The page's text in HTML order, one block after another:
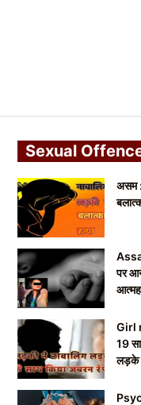
Sexual
असम :
पर
Girl
19
लड़के